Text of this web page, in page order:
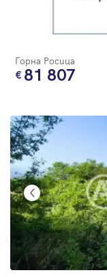
Горна Росица
81 807